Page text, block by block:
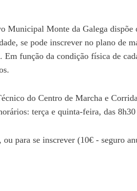
Municipal Monte da Galega
se pode inscrever no plano de
função da condição física de
do Centro de Marcha e
terça e quinta-feira, das
ou para se inscrever (10€ - seguro